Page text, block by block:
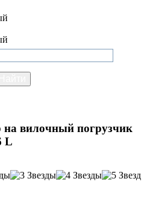
вилочный погрузчик
L